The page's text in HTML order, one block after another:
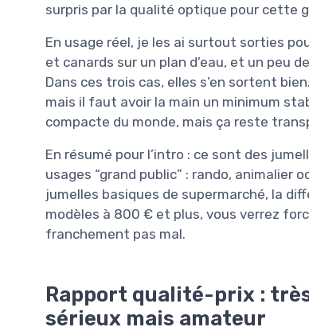
surpris par la qualité optique pour cette
En usage réel, je les ai surtout sorties
et canards sur un plan d’eau, et un peu
Dans ces trois cas, elles s’en sortent
mais il faut avoir la main un minimum
compacte du monde, mais ça reste
En résumé pour l’intro : ce sont des
usages “grand public” : rando, animalier
jumelles basiques de supermarché, la
modèles à 800 € et plus, vous verrez
franchement pas mal.
Rapport qualité-prix :
sérieux mais amateur